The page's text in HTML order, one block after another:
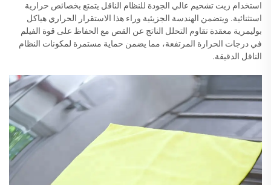
استخدام زيت تشحيم عالي الجودة للنظام الناقل يتمتع بخصائص حرارية
استثنائية. ويتضمن الهندسة الجزيئية وراء هذا الاستقرار الحراري هياكل
بوليمرية معقدة تقاوم التحلل الناتج عن القص مع الحفاظ على قوة الفيلم
في درجات الحرارة المرتفعة، مما يضمن حماية مستمرة لمكونات النظام
الناقل الدقيقة.